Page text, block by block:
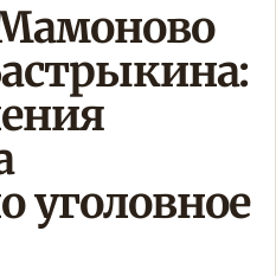
уголовное